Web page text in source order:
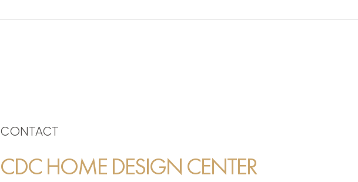
CONTACT
CDC HOME DESIGN CENTER